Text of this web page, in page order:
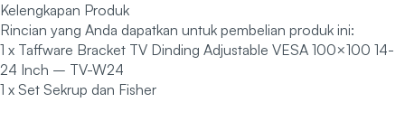
Kelengkapan Produk
Rincian yang Anda dapatkan untuk pembelian produk ini:
1 x Taffware Bracket TV Dinding Adjustable VESA 100×100 14-
24 Inch – TV-W24
1 x Set Sekrup dan Fisher